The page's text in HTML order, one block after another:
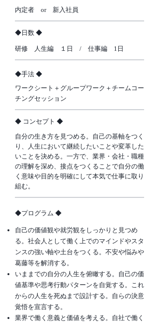
内定者 or 新入社員
​◆日数 ◆
研修 人生編 １日 / 仕事編 1日
​◆手法 ◆
ワークシート＋グループワーク＋チームコー
チングセッション
​◆ コンセプト ◆
自分の生き方を見つめる。自己の基軸をつく
り、人生において継続したいことや変革した
いことを決める。一方で、業界・会社・職種
の理解を深め、接点をつくることで自分の働
く意味や目的を明確にして本気で仕事に取り
組む。
​◆プログラム ◆
自己の価値観や就労観をしっかりと見つめ
る。社会人として働く上でのマインドやスタ
ンスの強い軸や土台をつくる。不安や悩みや
葛藤等を解消する。
いままでの自分の人生を俯瞰する。自己の価
値基準や思考行動パターンを自覚する。これ
からの人生を死ぬまで設計する。自らの決意
覚悟を宣言する。
業界で働く意義と価値を考える。自社で働く